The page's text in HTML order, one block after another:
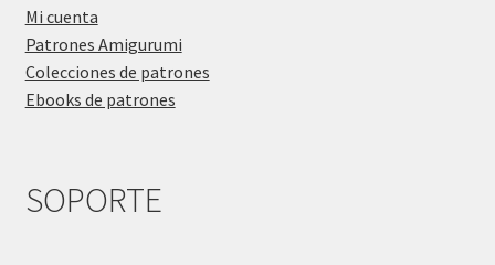
Mi cuenta
Patrones Amigurumi
Colecciones de patrones
Ebooks de patrones
SOPORTE